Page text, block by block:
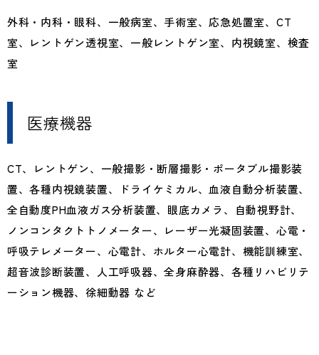
外科・内科・眼科、一般病室、手術室、応急処置室、CT
室、レントゲン透視室、一般レントゲン室、内視鏡室、検査
室
医療機器
CT、レントゲン、一般撮影・断層撮影・ポータブル撮影装
置、各種内視鏡装置、ドライケミカル、血液自動分析装置、
全自動度PH血液ガス分析装置、眼底カメラ、自動視野計、
ノンコンタクトトノメーター、レーザー光凝固装置、心電・
呼吸テレメーター、心電計、ホルター心電計、機能訓練室、
超音波診断装置、人工呼吸器、全身麻酔器、各種リハビリテ
ーション機器、徐細動器 など